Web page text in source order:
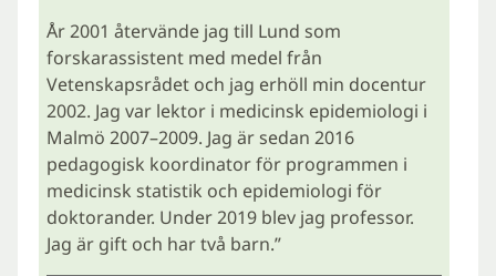
År 2001 återvände jag till Lund som
forskarassistent med medel från
Vetenskapsrådet och jag erhöll min docentur
2002. Jag var lektor i medicinsk epidemiologi i
Malmö 2007–2009. Jag är sedan 2016
pedagogisk koordinator för programmen i
medicinsk statistik och epidemiologi för
doktorander. Under 2019 blev jag professor.
Jag är gift och har två barn.”